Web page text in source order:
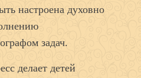
настроена духовно
задач.
делает детей